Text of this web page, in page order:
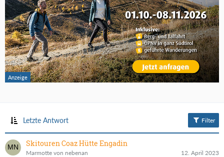
Letzte Antwort Filter
Skitouren Coaz Hütte Engadin
Marmotte von nebenan 12. April 2023